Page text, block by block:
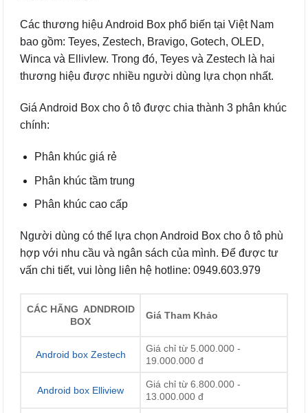
Các thương hiệu Android Box phổ biến tại Việt Nam
bao gồm: Teyes, Zestech, Bravigo, Gotech, OLED,
Winca và Ellivlew. Trong đó, Teyes và Zestech là hai
thương hiệu được nhiều người dùng lựa chọn nhất.
Giá Android Box cho ô tô được chia thành 3 phân khúc
chính:
Phân khúc giá rẻ
Phân khúc tầm trung
Phân khúc cao cấp
Người dùng có thể lựa chọn Android Box cho ô tô phù
hợp với nhu cầu và ngân sách của mình. Để được tư
vấn chi tiết, vui lòng liên hệ hotline: 0949.603.979
CÁC HÃNG ADNDROID
BOX
Giá Tham Khảo
Android box Zestech
Giá chỉ từ 5.000.000 -
19.000.000 đ
Android box Elliview
Giá chỉ từ 6.800.000 -
13.000.000 đ